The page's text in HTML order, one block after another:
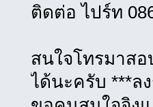
ติดต่อ ไปร์ท
สนใจโทรมาส
ได้นะครับ ***ล